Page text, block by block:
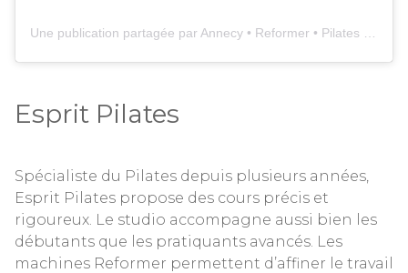
Esprit Pilates
Spécialiste du Pilates depuis plusieurs années,
Esprit Pilates propose des cours précis et
rigoureux. Le studio accompagne aussi bien les
débutants que les pratiquants avancés. Les
machines Reformer permettent d’affiner le travail